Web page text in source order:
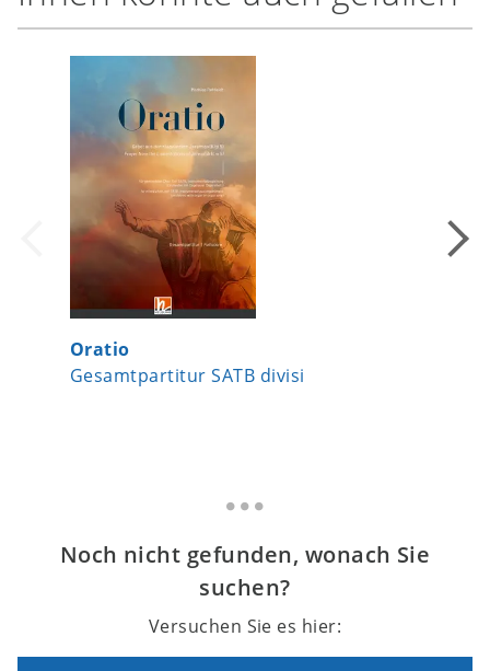
Oratio
Gesamtpartitur SATB divisi
Noch nicht gefunden, wonach Sie
suchen?
Versuchen Sie es hier: